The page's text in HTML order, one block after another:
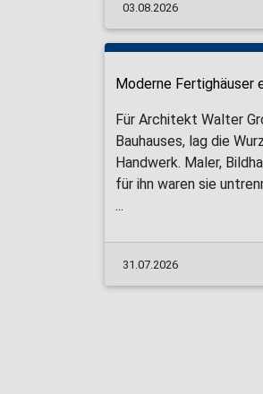
03.08.2026
Moderne Fertighäuser
Für Architekt Walter
Bauhauses, lag die
Handwerk. Maler,
für ihn waren sie
...
31.07.2026